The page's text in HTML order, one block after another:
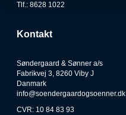
Tlf.: 8628 1022
Kontakt
Søndergaard & Sønner a/s
Fabrikvej 3, 8260 Viby J
Danmark
info@soendergaardogsoenner.dk
CVR: 10 84 83 93